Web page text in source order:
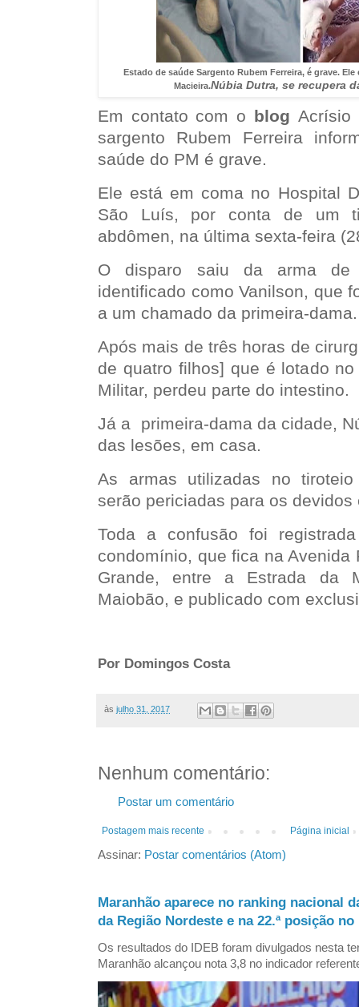
Estado de saúde Sargento Rubem Ferreira, é grave.
Macieira.Núbia Dutra, se recupera
Em contato com o blog Acrísio
sargento Rubem Ferreira
saúde do PM é grave.
Ele está em coma no Hospital
São Luís, por conta de um
abdômen, na última sexta-feira
O disparo saiu da arma de
identificado como Vanilson, que
a um chamado da primeira-dama.
Após mais de três horas de
de quatro filhos] que é lotado
Militar, perdeu parte do intestino.
Já a primeira-dama da cidade,
das lesões, em casa.
As armas utilizadas no
serão periciadas para os
Toda a confusão foi
condomínio, que fica na Avenida
Grande, entre a Estrada da
Maiobão, e publicado com
Por Domingos Costa
às julho 31, 2017
Nenhum comentário:
Postar um comentário
Postagem mais recente Página inicial
Assinar: Postar comentários (Atom)
Maranhão aparece no ranking nacional
da Região Nordeste e na 22.ª posição
Os resultados do IDEB foram divulgados nesta
Maranhão alcançou nota 3,8 no indicador